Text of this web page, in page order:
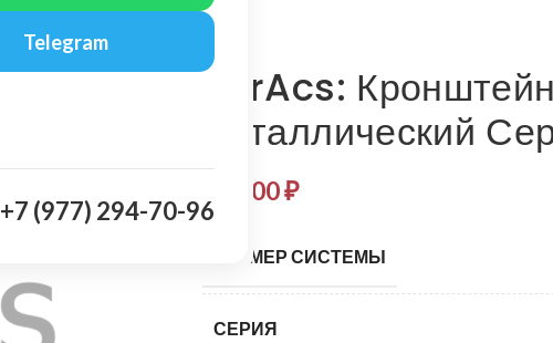
Telegram
+7 (977) 294-70-96
FarAcs
FarAcs:
металлический
310,00₽
РАЗМЕР СИСТЕМЫ
СЕРИЯ